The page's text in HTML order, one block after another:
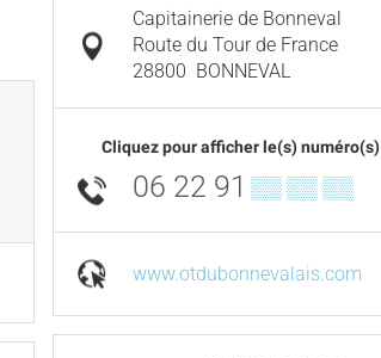
Capitainerie de Bonneval
Route du Tour de France
28800 BONNEVAL
Cliquez pour afficher le(s) numéro(s)
06 22 91 ▒▒ ▒▒ ▒▒
www.otdubonnevalais.com